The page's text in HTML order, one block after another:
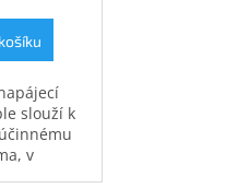
slouží k
v